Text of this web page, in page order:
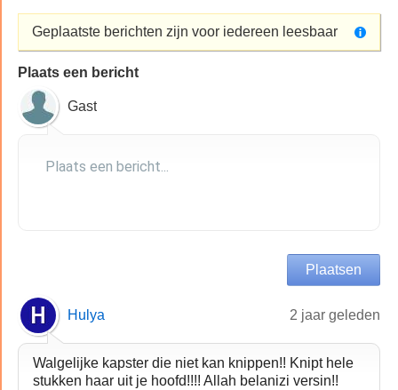
Geplaatste berichten zijn voor iedereen leesbaar
Plaats een bericht
Gast
Hulya 2 jaar geleden
Walgelijke kapster die niet kan knippen!! Knipt hele
stukken haar uit je hoofd!!!! Allah belanizi versin!!